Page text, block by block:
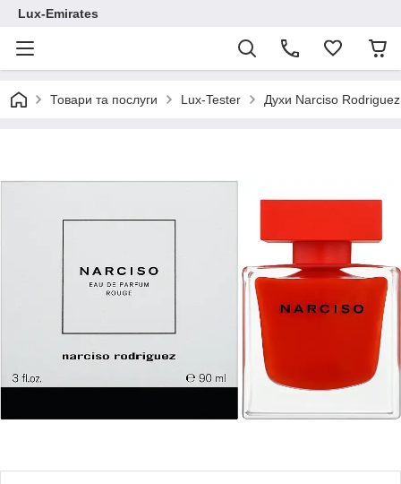
Lux-Emirates
Товари та послуги Lux-Tester Духи Narciso